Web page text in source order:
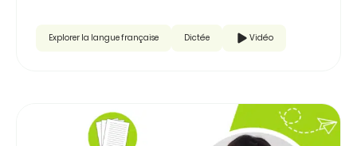
Explorer la langue française Dictée Vidéo